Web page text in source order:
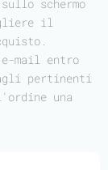
schermo
il
mail entro
pertinenti
una